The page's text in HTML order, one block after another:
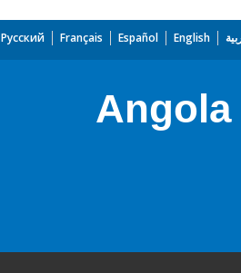
English
Español
Français
Русский